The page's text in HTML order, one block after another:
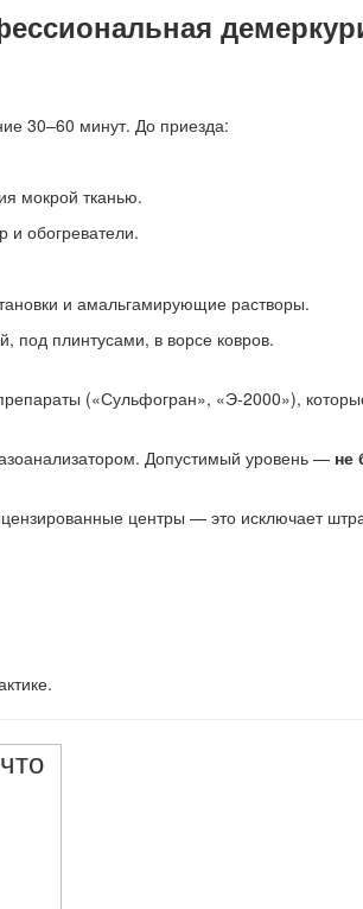
30–60 минут. До приезда:
мокрой тканью.
и обогреватели.
и амальгамирующие растворы.
под плинтусами, в ворсе ковров.
(«Сульфогран», «Э-2000»),
Допустимый уровень — не
центры — это исключает